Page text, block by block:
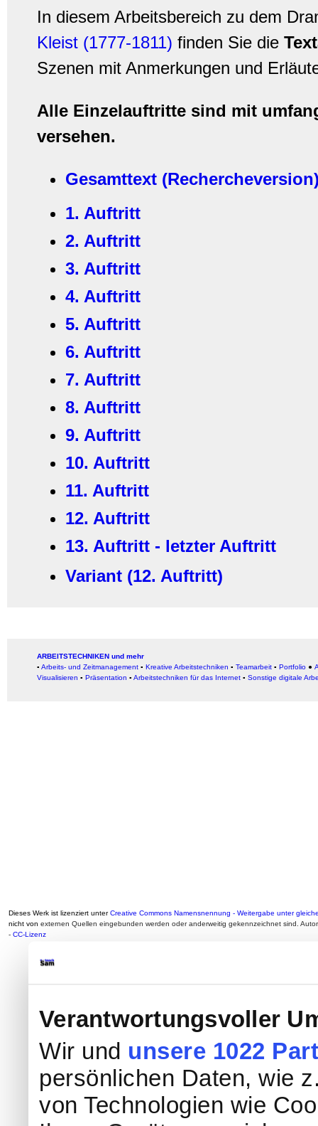
Verantwortungsvoller
Wir und unsere 1022
persönlichen Daten, wie
von Technologien wie
In diesem Arbeitsbereich zu dem
Kleist (1777-1811) finden Sie die
Szenen mit Anmerkungen und
Alle Einzelauftritte sind mit
versehen.
Gesamttext
1. Auftritt
2. Auftritt
3. Auftritt
4. Auftritt
5. Auftritt
6. Auftritt
7. Auftritt
8. Auftritt
9. Auftritt
10. Auftritt
11. Auftritt
12. Auftritt
13. Auftritt - letzter Auftritt
Variant (12. Auftritt)
ARBEITSTECHNIKEN und mehr
▪ Arbeits- und Zeitmanagement ▪ Kreative Arbeitstechniken ▪ Teamarbeit ▪ Portfolio ●
Visualisieren ▪ Präsentation ▪ Arbeitstechniken für das Internet ▪ Sonstige digitale
Dieses Werk ist lizenziert unterCreative Commons Namensnennung - Weitergabe unter
nicht von externen Quellen eingebunden werden oder anderweitig gekennzeichnet sind.
- CC-Lizenz